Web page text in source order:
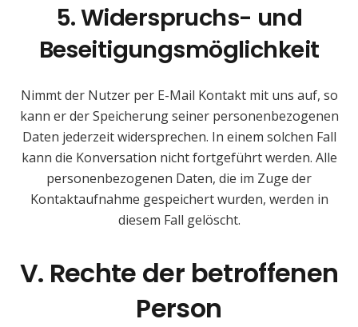
5. Widerspruchs- und
Beseitigungsmöglichkeit
Nimmt der Nutzer per E-Mail Kontakt mit uns auf, so
kann er der Speicherung seiner personenbezogenen
Daten jederzeit widersprechen. In einem solchen Fall
kann die Konversation nicht fortgeführt werden. Alle
personenbezogenen Daten, die im Zuge der
Kontaktaufnahme gespeichert wurden, werden in
diesem Fall gelöscht.
V. Rechte der betroffenen
Person